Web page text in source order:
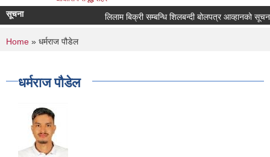
सूचना लिलाम बिक्री सम्बन्धि शिलबन्दी बोलपत्र आव्हानको
You are here
Home » धर्मराज पौडेल
धर्मराज पौडेल